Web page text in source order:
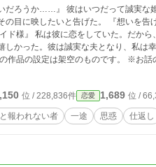
つかず私に自分の気持ちを打ち明け、学園
ることはしない。ただ見ていたいんだ。どうか、許して欲し
。 結婚後、彼は約束通り
誠実な夫となり、私は幸せな妻になれた。 なのに、ある
なっていた……。 ※この作品の設定は架空のもの
位 / 228,836件 恋愛 1,689 位 /
報われない者 一途 思惑 仕返し